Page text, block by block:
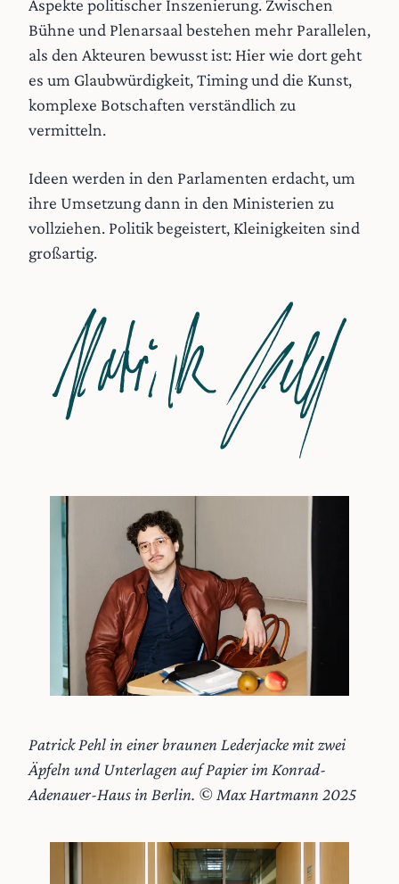
Aspekte politischer Inszenierung. Zwischen
Bühne und Plenarsaal bestehen mehr Parallelen,
als den Akteuren bewusst ist: Hier wie dort geht
es um Glaubwürdigkeit, Timing und die Kunst,
komplexe Botschaften verständlich zu
vermitteln.
Ideen werden in den Parlamenten erdacht, um
ihre Umsetzung dann in den Ministerien zu
vollziehen. Politik begeistert, Kleinigkeiten sind
großartig.
Patrick Pehl in einer braunen Lederjacke mit zwei
Äpfeln und Unterlagen auf Papier im Konrad-
Adenauer-Haus in Berlin. © Max Hartmann 2025